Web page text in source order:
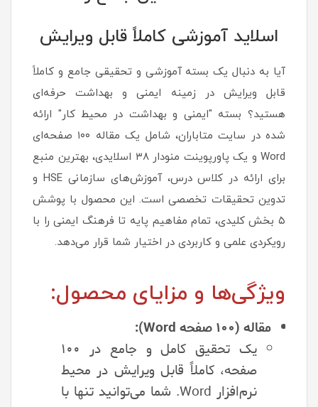
اسلاید آموزشی کاملاً قابل ویرایش
آیا به دنبال یک بسته آموزشی و تحقیقی جامع و کاملاً
قابل ویرایش در زمینه ایمنی و بهداشت حرفه‌ای
هستید؟ بسته "ایمنی و بهداشت در محیط کار" ارائه
شده در سایت متاباران، شامل یک مقاله ۱۰۰ صفحه‌ای
Word و یک پاورپوینت منودار ۳۸ اسلایدی، بهترین منبع
برای ارائه در کلاس درس، آموزش‌های سازمانی HSE و
تدوین تحقیقات تخصصی است. این محصول با پوشش
۵ بخش کلیدی، تمام مفاهیم پایه تا فرهنگ ایمنی را با
رویکردی علمی و کاربردی در اختیار شما قرار می‌دهد.
ویژگی‌ها و مزایای محصول:
مقاله (۱۰۰ صفحه Word):
یک تحقیق کامل و جامع در ۱۰۰
صفحه، کاملاً قابل ویرایش در محیط
نرم‌افزار Word. شما می‌توانید تنها با